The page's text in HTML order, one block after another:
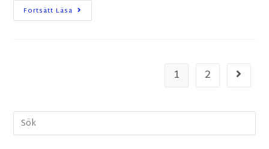
Fortsätt Läsa
1 2